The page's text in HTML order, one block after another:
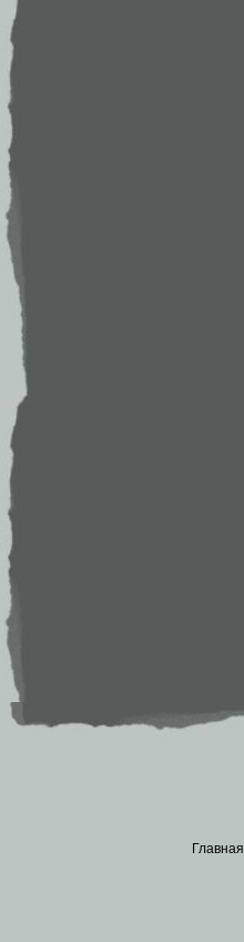
Главная